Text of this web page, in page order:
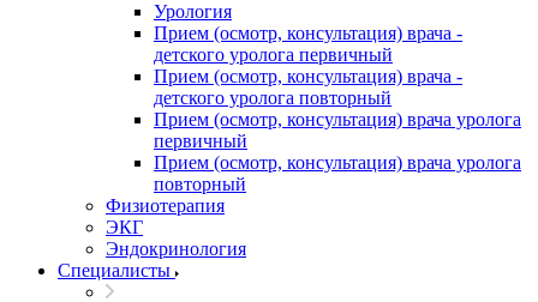
Урология
Прием (осмотр, консультация) врача -
детского уролога первичный
Прием (осмотр, консультация) врача -
детского уролога повторный
Прием (осмотр, консультация) врача уролога
первичный
Прием (осмотр, консультация) врача уролога
повторный
Физиотерапия
ЭКГ
Эндокринология
Специалисты